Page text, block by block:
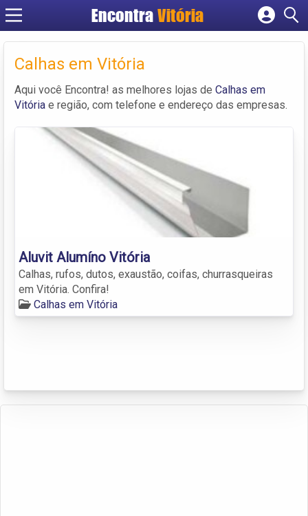
Encontra Vitória
Cadastrar empresa
Criar conta
Calhas em Vitória
Aqui você Encontra! as melhores lojas de Calhas em
Vitória e região, com telefone e endereço das empresas.
Aluvit Alumíno Vitória
Calhas, rufos, dutos, exaustão, coifas, churrasqueiras
em Vitória. Confira!
Calhas em Vitória